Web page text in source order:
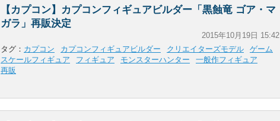
【カプコン】カプコンフィギュアビルダー「黒蝕竜 ゴア・マ
ガラ」再販決定
2015年10月19日 15:42
タグ： カプコン カプコンフィギュアビルダー クリエイターズモデル
ゲーム
スケールフィギュア
フィギュア モンスターハンター
一般作フィギュア
再販